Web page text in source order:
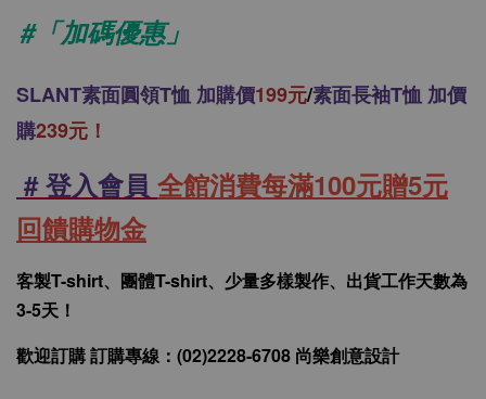
#「加碼優惠」
SLANT素面圓領T恤 加購價199元/素面長袖T恤 加價
購239元！
# 登入會員 全館消費每滿100元贈5元
回饋購物金
客製T-shirt、團體T-shirt、少量多樣製作、出貨工作天數為
3-5天！
歡迎訂購 訂購專線：(02)2228-6708 尚樂創意設計